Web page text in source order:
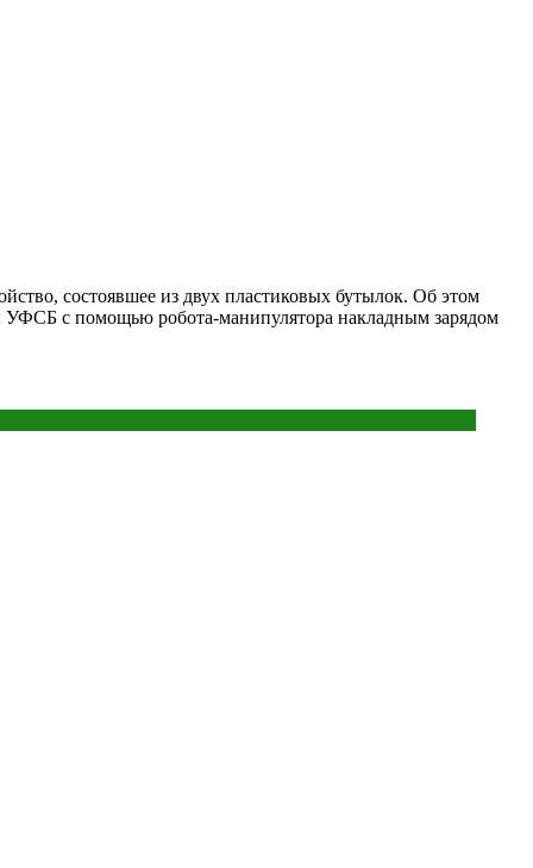
состоявшее из двух пластиковых бутылок. Об этом
с помощью робота-манипулятора накладным зарядом